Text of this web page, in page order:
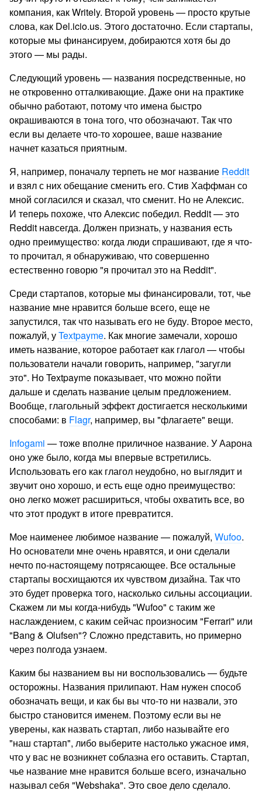
компания, как Writely. Второй уровень — просто крутые
слова, как Del.icio.us. Этого достаточно. Если стартапы,
которые мы финансируем, добираются хотя бы до
этого — мы рады.
Следующий уровень — названия посредственные, но
не откровенно отталкивающие. Даже они на практике
обычно работают, потому что имена быстро
окрашиваются в тона того, что обозначают. Так что
если вы делаете что-то хорошее, ваше название
начнет казаться приятным.
Я, например, поначалу терпеть не мог название Reddit
и взял с них обещание сменить его. Стив Хаффман со
мной согласился и сказал, что сменит. Но не Алексис.
И теперь похоже, что Алексис победил. Reddit — это
Reddit навсегда. Должен признать, у названия есть
одно преимущество: когда люди спрашивают, где я что-
то прочитал, я обнаруживаю, что совершенно
естественно говорю "я прочитал это на Reddit".
Среди стартапов, которые мы финансировали, тот, чье
название мне нравится больше всего, еще не
запустился, так что называть его не буду. Второе место,
пожалуй, уTextpayme. Как многие замечали, хорошо
иметь название, которое работает как глагол — чтобы
пользователи начали говорить, например, "загугли
это". Но Textpayme показывает, что можно пойти
дальше и сделать название целым предложением.
Вообще, глагольный эффект достигается несколькими
способами: в Flagr, например, вы "флагаете" вещи.
Infogami — тоже вполне приличное название. У Аарона
оно уже было, когда мы впервые встретились.
Использовать его как глагол неудобно, но выглядит и
звучит оно хорошо, и есть еще одно преимущество:
оно легко может расшириться, чтобы охватить все, во
что этот продукт в итоге превратится.
Мое наименее любимое название — пожалуй, Wufoo.
Но основатели мне очень нравятся, и они сделали
нечто по-настоящему потрясающее. Все остальные
стартапы восхищаются их чувством дизайна. Так что
это будет проверка того, насколько сильны ассоциации.
Скажем ли мы когда-нибудь "Wufoo" с таким же
наслаждением, с каким сейчас произносим "Ferrari" или
"Bang & Olufsen"? Сложно представить, но примерно
через полгода узнаем.
Каким бы названием вы ни воспользовались — будьте
осторожны. Названия прилипают. Нам нужен способ
обозначать вещи, и как бы вы что-то ни назвали, это
быстро становится именем. Поэтому если вы не
уверены, как назвать стартап, либо называйте его
"наш стартап", либо выберите настолько ужасное имя,
что у вас не возникнет соблазна его оставить. Стартап,
чье название мне нравится больше всего, изначально
называл себя "Webshaka". Это свое дело сделало.